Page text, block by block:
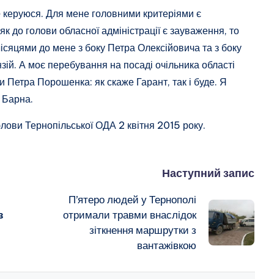
Для мене головними критеріями є
до голови обласної адміністрації є зауваження, то
до мене з боку Петра Олексійовича та з боку
А моє перебування на посаді очільника області
Петра Порошенка: як скаже Гарант, так і буде. Я
Тернопільської ОДА 2 квітня 2015 року.
Наступний запис
П’ятеро людей у Тернополі
отримали травми внаслідок
зіткнення маршрутки з
вантажівкою